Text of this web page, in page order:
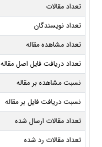
تعداد مقالات
تعداد نویسندگان
تعداد مشاهده مقاله
تعداد دریافت فایل اصل مقاله
نسبت مشاهده بر مقاله
نسبت دریافت فایل بر مقاله
تعداد مقالات ارسال شده
تعداد مقالات رد شده